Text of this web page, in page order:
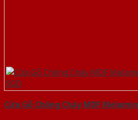
Cửa Gỗ Chống Cháy MDF